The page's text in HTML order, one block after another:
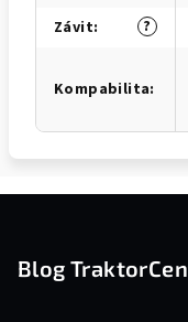
?
Závit:
Kompabilita:
Blog